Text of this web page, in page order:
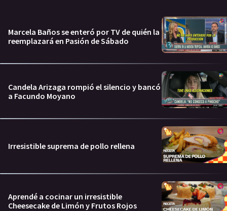
Marcela Baños se enteró por TV de quién la
reemplazará en Pasión de Sábado
Candela Arizaga rompió el silencio y bancó
a Facundo Moyano
Irresistible suprema de pollo rellena
Aprendé a cocinar un irresistible
Cheesecake de Limón y Frutos Rojos